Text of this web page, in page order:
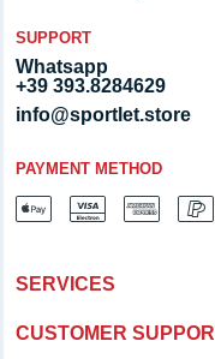
SUPPORT
Whatsapp
+39 393.8284629
info@sportlet.store
PAYMENT METHOD
SERVICES
CUSTOMER